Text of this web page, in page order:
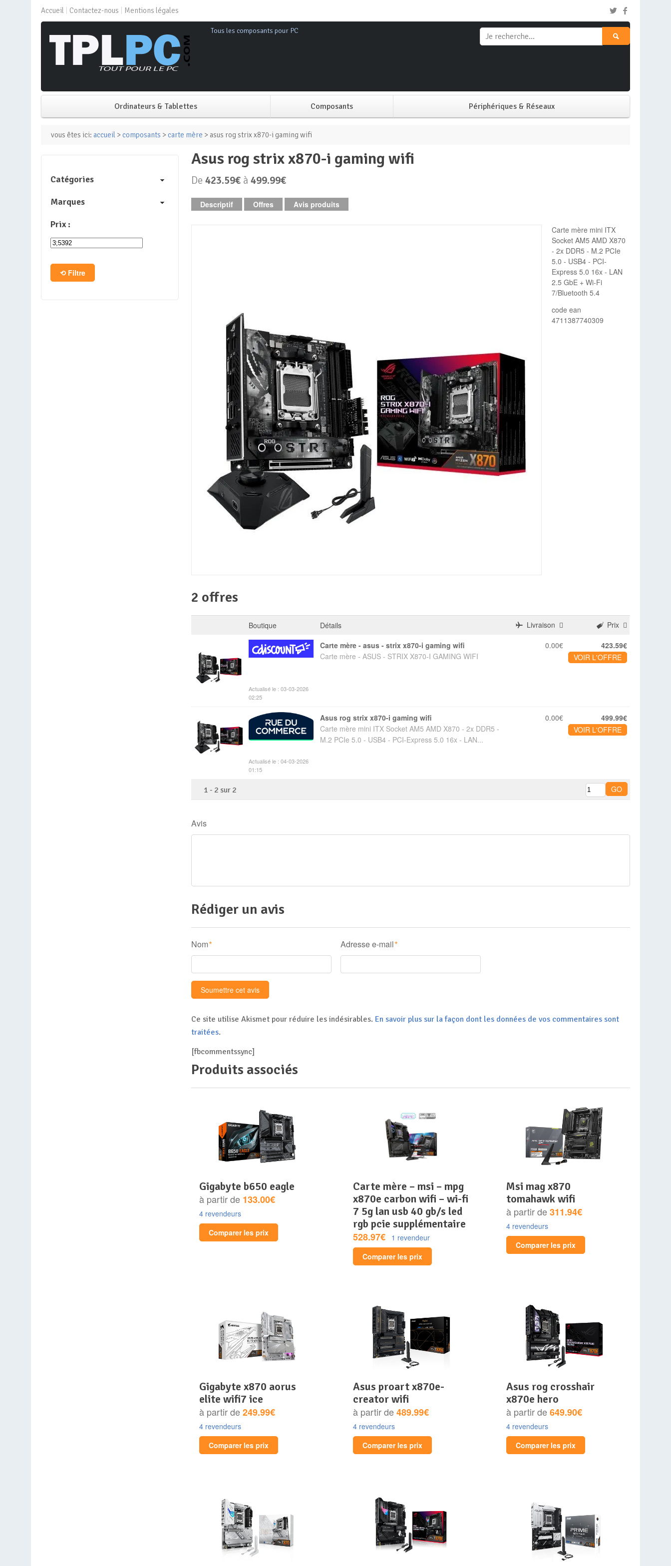
Accueil Contactez-nous Mentions légales
Tous les composants pour PC
Ordinateurs & Tablettes
PC de bureau
Mini PC
PC Tout-en-un
Tablettes
Composants
Alimentation PC
Boitier PC
Carte graphique
Carte mère
Périphériques & Réseaux
vous êtes ici: accueil > composants > carte mère > asus rog strix x870-i gaming wifi
asus rog strix x870-i gaming wifi
De423.59€ à499.99€
Descriptif Offres Avis produits
Carte mère mini ITX
Socket AM5 AMD X870
- 2x DDR5 - M.2 PCIe
5.0 - USB4 - PCI-
Express 5.0 16x - LAN
2.5 GbE + Wi-Fi
7/Bluetooth 5.4
code ean
4711387740309
2 offres
Boutique Détails Livraison Prix
Actualisé le : 03-03-2026
02:25
carte mère - asus - strix x870-i gaming wifi
Carte mère - ASUS - STRIX X870-I GAMING WIFI
0.00€
423.59€
VOIR L'OFFRE
Actualisé le : 04-03-2026
01:15
asus rog strix x870-i gaming wifi
Carte mère mini ITX Socket AM5 AMD X870 - 2x DDR5 -
M.2 PCIe 5.0 - USB4 - PCI-Express 5.0 16x - LAN...
0.00€
499.99€
VOIR L'OFFRE
1 - 2 sur 2
Avis
Rédiger un avis
Nom * Adresse e-mail *
Ce site utilise Akismet pour réduire les indésirables. En savoir plus sur la façon dont les données de vos commentaires sont
traitées.
[fbcommentssync]
Produits associés
gigabyte b650 eagle
à partir de 133.00€
4 revendeurs
Comparer les prix
carte mère – msi – mpg
x870e carbon wifi – wi-fi
7 5g lan usb 40 gb/s led
rgb pcie supplémentaire
528.97€
1 revendeur
Comparer les prix
msi mag x870
tomahawk wifi
à partir de311.94€
4 revendeurs
Comparer les prix
gigabyte x870 aorus
elite wifi7 ice
à partir de249.99€
4 revendeurs
Comparer les prix
asus proart x870e-
creator wifi
à partir de489.99€
4 revendeurs
Comparer les prix
asus rog crosshair
x870e hero
à partir de649.90€
4 revendeurs
Comparer les prix
Catégories
Marques
Prix :
Filtre